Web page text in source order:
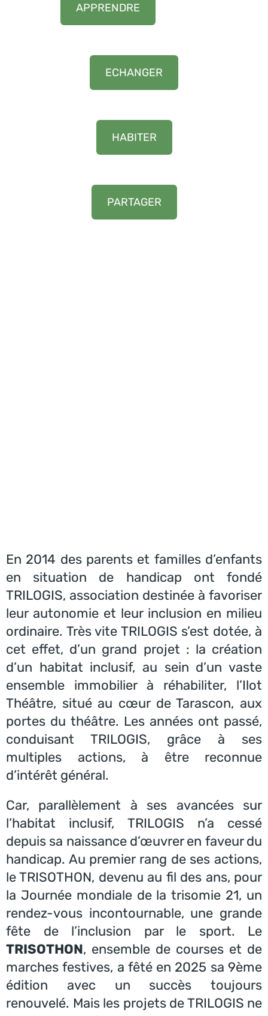
APPRENDRE
ECHANGER
HABITER
PARTAGER
En 2014 des parents et familles d’enfants
en situation de handicap ont fondé
TRILOGIS, association destinée à favoriser
leur autonomie et leur inclusion en milieu
ordinaire. Très vite TRILOGIS s’est dotée, à
cet effet, d’un grand projet : la création
d’un habitat inclusif, au sein d’un vaste
ensemble immobilier à réhabiliter, l’Ilot
Théâtre, situé au cœur de Tarascon, aux
portes du théâtre. Les années ont passé,
conduisant TRILOGIS, grâce à ses
multiples actions, à être reconnue
d’intérêt général.
Car, parallèlement à ses avancées sur
l’habitat inclusif, TRILOGIS n’a cessé
depuis sa naissance d’œuvrer en faveur du
handicap. Au premier rang de ses actions,
le TRISOTHON, devenu au fil des ans, pour
la Journée mondiale de la trisomie 21, un
rendez-vous incontournable, une grande
fête de l’inclusion par le sport. Le
TRISOTHON, ensemble de courses et de
marches festives, a fêté en 2025 sa 9ème
édition avec un succès toujours
renouvelé. Mais les projets de TRILOGIS ne